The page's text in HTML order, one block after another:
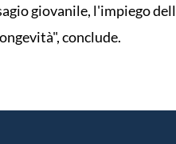
giovanile, l'impiego
conclude.